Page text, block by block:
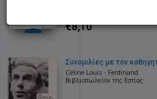
€8,10
Συνομιλίες με τον
Céline Louis - Ferdinand
Βιβλιοπωλείον της Εστίας